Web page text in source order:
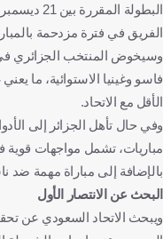
الفريق في فترة مزدحمة
وسيخوض المنتخب الجزائري في
الأقل مع الاتحاد.
مباريات، تشمل مواجهات قوية
بالإضافة إلى مباراة مهمة ضد
البحث عن الانتصار الأول
ويبحث الاتحاد السعودي عن